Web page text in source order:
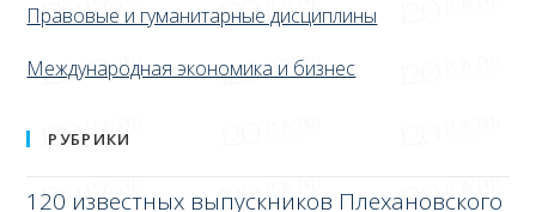
Правовые и гуманитарные дисциплины
Международная экономика и бизнес
РУБРИКИ
120 известных выпускников Плехановского